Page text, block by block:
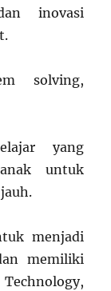
inovasi
solving,
yang
untuk
menjadi
memiliki